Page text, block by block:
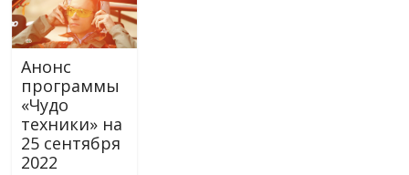
Анонс
программы
«Чудо
техники» на
25 сентября
2022